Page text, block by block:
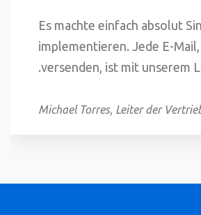
Es machte einfach absolut
implementieren. Jede E-
versenden, ist mit unserem
Michael Torres, Leiter der